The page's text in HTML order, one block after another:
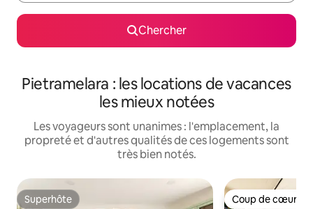
Chercher
Pietramelara : les locations de vacances
les mieux notées
Les voyageurs sont unanimes : l'emplacement, la
propreté et d'autres qualités de ces logements sont
très bien notés.
Superhôte
Superhôte Coup de cœur
Coup de cœur